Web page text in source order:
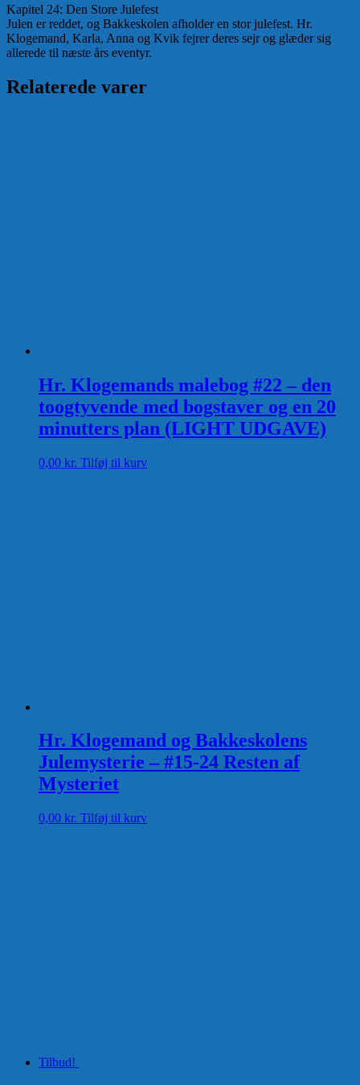
Kapitel 24: Den Store Julefest
Julen er reddet, og Bakkeskolen afholder en stor julefest. Hr.
Klogemand, Karla, Anna og Kvik fejrer deres sejr og glæder sig
allerede til næste års eventyr.
Relaterede varer
Hr. Klogemands malebog #22 – den
toogtyvende med bogstaver og en 20
minutters plan (LIGHT UDGAVE)
0,00 kr. Tilføj til kurv
Hr. Klogemand og Bakkeskolens
Julemysterie – #15-24 Resten af
Mysteriet
0,00 kr. Tilføj til kurv
Tilbud!